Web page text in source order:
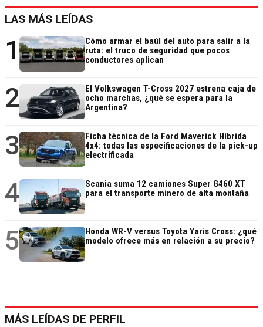
LAS MÁS LEÍDAS
1
Cómo armar el baúl del auto para salir a la
ruta: el truco de seguridad que pocos
conductores aplican
2
El Volkswagen T-Cross 2027 estrena caja de
ocho marchas, ¿qué se espera para la
Argentina?
3
Ficha técnica de la Ford Maverick Híbrida
4x4: todas las especificaciones de la pick-up
electrificada
4
Scania suma 12 camiones Super G460 XT
para el transporte minero de alta montaña
5
Honda WR-V versus Toyota Yaris Cross: ¿qué
modelo ofrece más en relación a su precio?
MÁS LEÍDAS DE PERFIL